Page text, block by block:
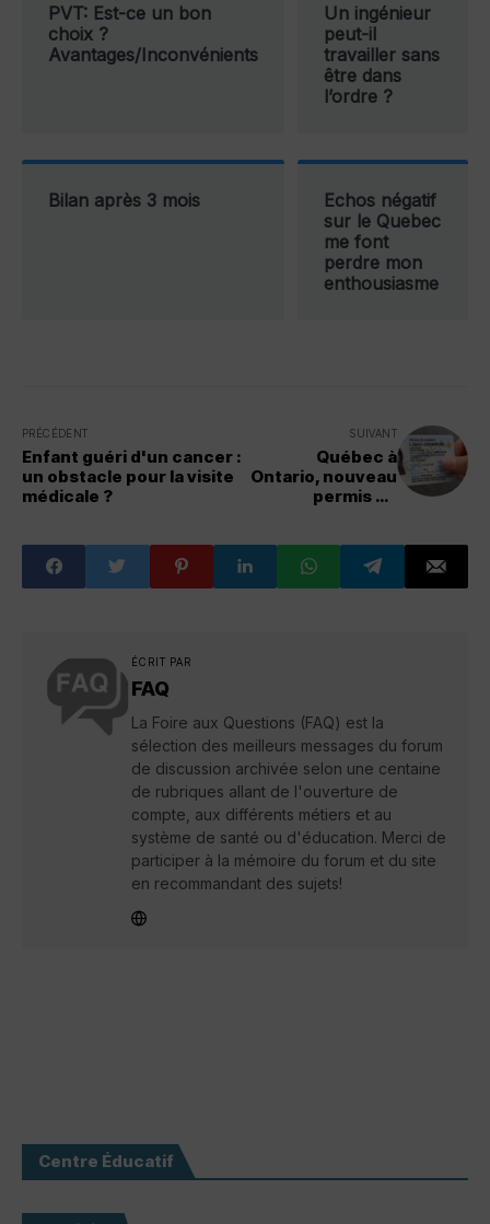
PVT: Est-ce un bon
choix ?
Avantages/Inconvénients
Un ingénieur
peut-il
travailler sans
être dans
l’ordre ?
Bilan après 3 mois
Echos négatif
sur le Quebec
me font
perdre mon
enthousiasme
PRÉCÉDENT
Enfant guéri d'un cancer :
un obstacle pour la visite
médicale ?
SUIVANT
Québec à
Ontario, nouveau
permis de
ÉCRIT PAR
FAQ
La Foire aux Questions (FAQ) est la
sélection des meilleurs messages du forum
de discussion archivée selon une centaine
de rubriques allant de l'ouverture de
compte, aux différents métiers et au
système de santé ou d'éducation. Merci de
participer à la mémoire du forum et du site
en recommandant des sujets!
Centre Éducatif